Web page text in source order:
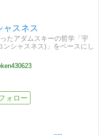
ャスネス
たアダムスキーの哲学「宇
ンシャスネス)」をベースにし